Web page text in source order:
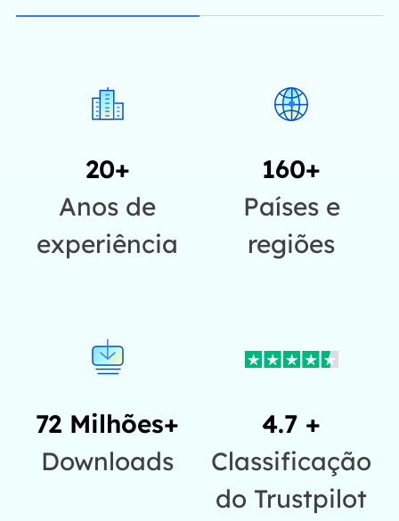
20+
Anos de
experiência
160+
Países e
regiões
72 Milhões+
Downloads
4.7 +
Classificação
do Trustpilot